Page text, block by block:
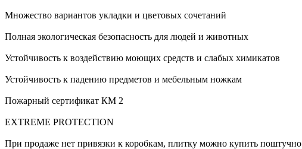
Множество вариантов укладки и цветовых сочетаний
Полная экологическая безопасность для людей и животных
Устойчивость к воздействию моющих средств и слабых химикатов
Устойчивость к падению предметов и мебельным ножкам
Пожарный сертификат КМ 2
EXTREME PROTECTION
При продаже нет привязки к коробкам, плитку можно купить поштучно